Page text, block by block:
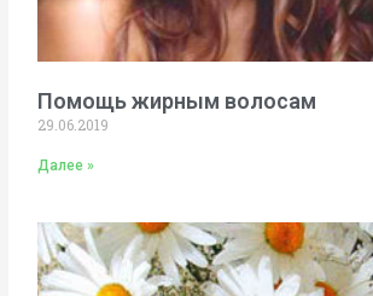
Помощь жирным волосам
29.06.2019
Далее »